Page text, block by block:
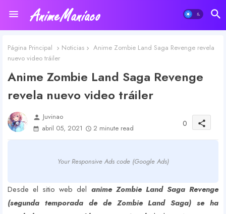
Página Principal Noticias
Anime Zombie Land Saga Revenge revela
nuevo video tráiler
Anime Zombie Land Saga Revenge
revela nuevo video tráiler
person Juvinao
abril 05, 2021
2 minute read 0 share
Your Responsive Ads code (Google Ads)
Desde el sitio web del anime Zombie Land Saga Revenge
(segunda temporada de de Zombie Land Saga) se ha